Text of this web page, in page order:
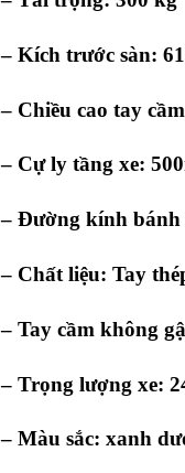
– Kích trước sàn:
– Chiều cao tay
– Cự ly tầng xe:
– Đường kính bánh
– Chất liệu: Tay
– Tay cầm không
– Trọng lượng xe:
– Màu sắc: xanh